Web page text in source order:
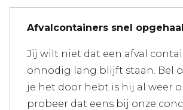
Afvalcontainers snel
Jij wilt niet dat een afval
onnodig lang blijft staan. Bel
je het door hebt is hij al weer
probeer dat eens bij onze